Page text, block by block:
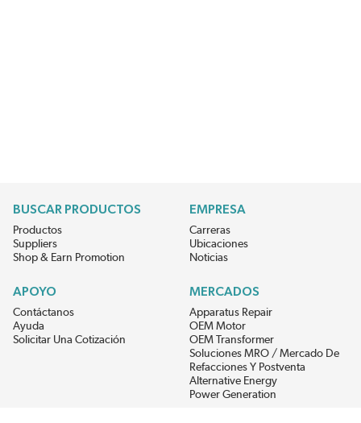
BUSCAR PRODUCTOS
Productos
Suppliers
Shop & Earn Promotion
EMPRESA
Carreras
Ubicaciones
Noticias
APOYO
Contáctanos
Ayuda
Solicitar Una Cotización
MERCADOS
Apparatus Repair
OEM Motor
OEM Transformer
Soluciones MRO / Mercado De
Refacciones Y Postventa
Alternative Energy
Power Generation